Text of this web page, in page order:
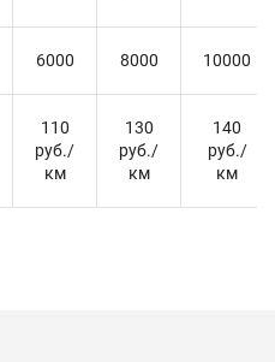
6000 8000 10000
110
руб./
км
130
руб./
км
140
руб./
км